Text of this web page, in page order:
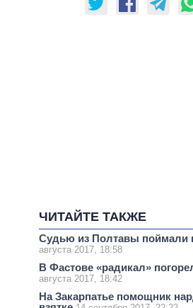
ЧИТАЙТЕ ТАКЖЕ
Судью из Полтавы поймали
августа 2017, 18:58
В Фастове «радикал»
августа 2017, 18:42
На Закарпатье помощник